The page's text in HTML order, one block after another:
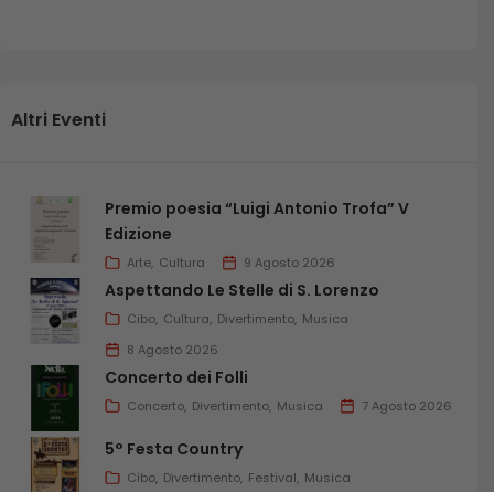
Altri Eventi
Premio poesia “Luigi Antonio Trofa” V
Edizione
Arte Cultura 9 Agosto 2026
Aspettando Le Stelle di S. Lorenzo
Cibo Cultura Divertimento Musica
8 Agosto 2026
Concerto dei Folli
Concerto Divertimento Musica 7 Agosto 2026
5° Festa Country
Cibo Divertimento Festival Musica